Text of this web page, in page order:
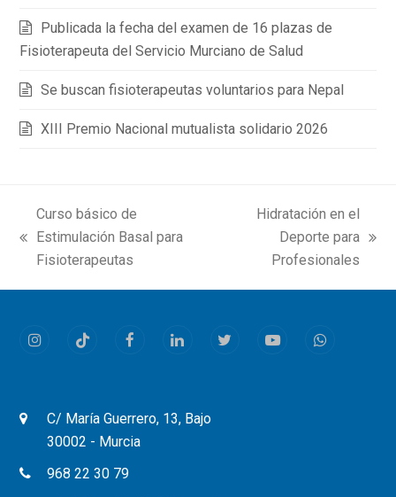
Publicada la fecha del examen de 16 plazas de
Fisioterapeuta del Servicio Murciano de Salud
Se buscan fisioterapeutas voluntarios para Nepal
XIII Premio Nacional mutualista solidario 2026
previous
post:
Curso básico de
Estimulación Basal para
Fisioterapeutas
Hidratación en el
Deporte para
Profesionales
InstagramTiktok FacebookLinkedInTwitterYoutubeWhatsapp
C/ María Guerrero, 13, Bajo
30002 - Murcia
968 22 30 79